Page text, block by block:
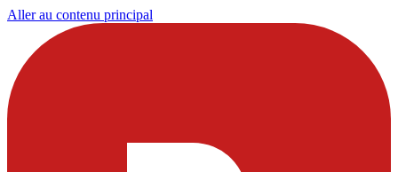
Aller au contenu principal